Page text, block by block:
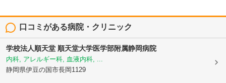
口コミがある病院・クリニック
学校法人順天堂 順天堂大学医学部附属静岡病院
内科, アレルギー科, 血液内科, ...
静岡県伊豆の国市長岡1129